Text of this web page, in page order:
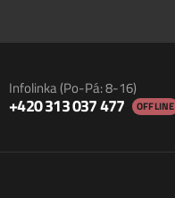
Infolinka(Po-Pá: 8-16)
+420 313 037 477 OFFLINE